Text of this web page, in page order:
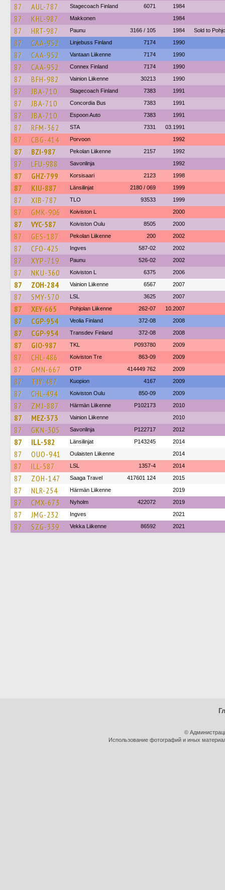
87 AUL-787 Stagecoach Finland 6071 1984
87 KHL-987 Makkonen 1984
87 HRT-987 Paunu 3166 / 105 1984 Sold to
87 CAA-952 Linjebuss Finland 7174 1990
87 CAA-952 Vantaan Liikenne 7174 1990
87 CAA-952 Connex Finland 7174 1990
87 BFH-982 Vainion Liikenne 30213 1990
87 JBA-710 Stagecoach Finland 7383 1991
87 JBA-710 Concordia Bus 7383 1991
87 JBA-710 Espoon Auto 7383 1991
87 RFM-362 STA 7331 03.1991
87 CBG-414 Porvoon 1992
87 BZI-987 Pekolan Liikenne 2157 1992
87 LFU-988 Savonlinja 1992
87 GHZ-799 Korsisaari 2123 1998
87 KIU-887 Länsilinjat 2180 / 069 1999
87 XIB-787 TLO 93533 1999
87 GMK-906 Koiviston L 2000
87 VYC-587 Koiviston Oulu 8505 2000
87 GES-187 Pekolan Liikenne 200 2002
87 CFO-425 Ingves 587-02 2002
87 XYP-719 Paunu 526-02 2002
87 NKU-360 Koiviston L 6375 2006
87 ZOH-284 Vainion Liikenne 6567 2007
87 SMY-570 LSL 3625 2007
87 XEY-665 Pohjolan Liikenne 262-07 10.2007
87 CGP-954 Veolia Finland 372-08 2008
87 CGP-954 Transdev Finland 372-08 2008
87 GIO-987 TKL P093780 2009
87 CHL-486 Koiviston Tre 863-09 2009
87 GMN-667 OTP 414449 762 2009
87 TJY-487 Kuopion 4167 2009
87 CHL-494 Koiviston Oulu 850-09 2009
87 ZMJ-887 Härmän Liikenne P102173 2010
87 MEZ-373 Vainion Liikenne 2010
87 GKN-305 Savonlinja P122717 2012
87 ILL-582 Länsilinjat P143245 2014
87 OUO-941 Oulaisten Liikenne 2014
87 ILL-587 LSL 1357-4 2014
87 ZOH-147 Saaga Travel 417601 124 2015
87 NLR-254 Härmän Liikenne 2019
87 CMX-673 Nyholm 422072 2019
87 JMG-232 Ingves 2021
87 SZG-339 Vekka Liikenne 86592 2021
©
Использование фотографий и иных